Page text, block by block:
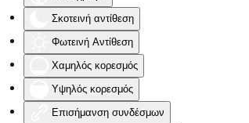
Σκοτεινή αντίθεση
Φωτεινή Αντίθεση
Χαμηλός κορεσμός
Υψηλός κορεσμός
Επισήμανση συνδέσμων